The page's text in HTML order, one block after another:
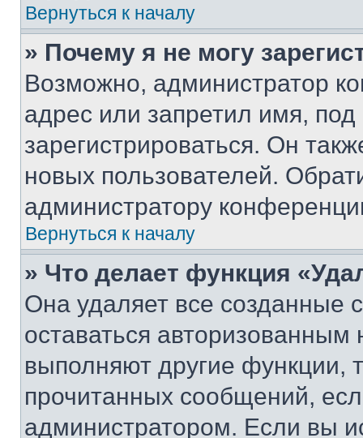
Вернуться к началу
» Почему я не могу
Возможно, администратор
адрес или запретил имя,
зарегистрироваться. Он
новых пользователей.
администратору
Вернуться к началу
» Что делает функция
Она удаляет все созданные
оставаться
выполняют другие функции,
прочитанных сообщений,
администратором. Если вы